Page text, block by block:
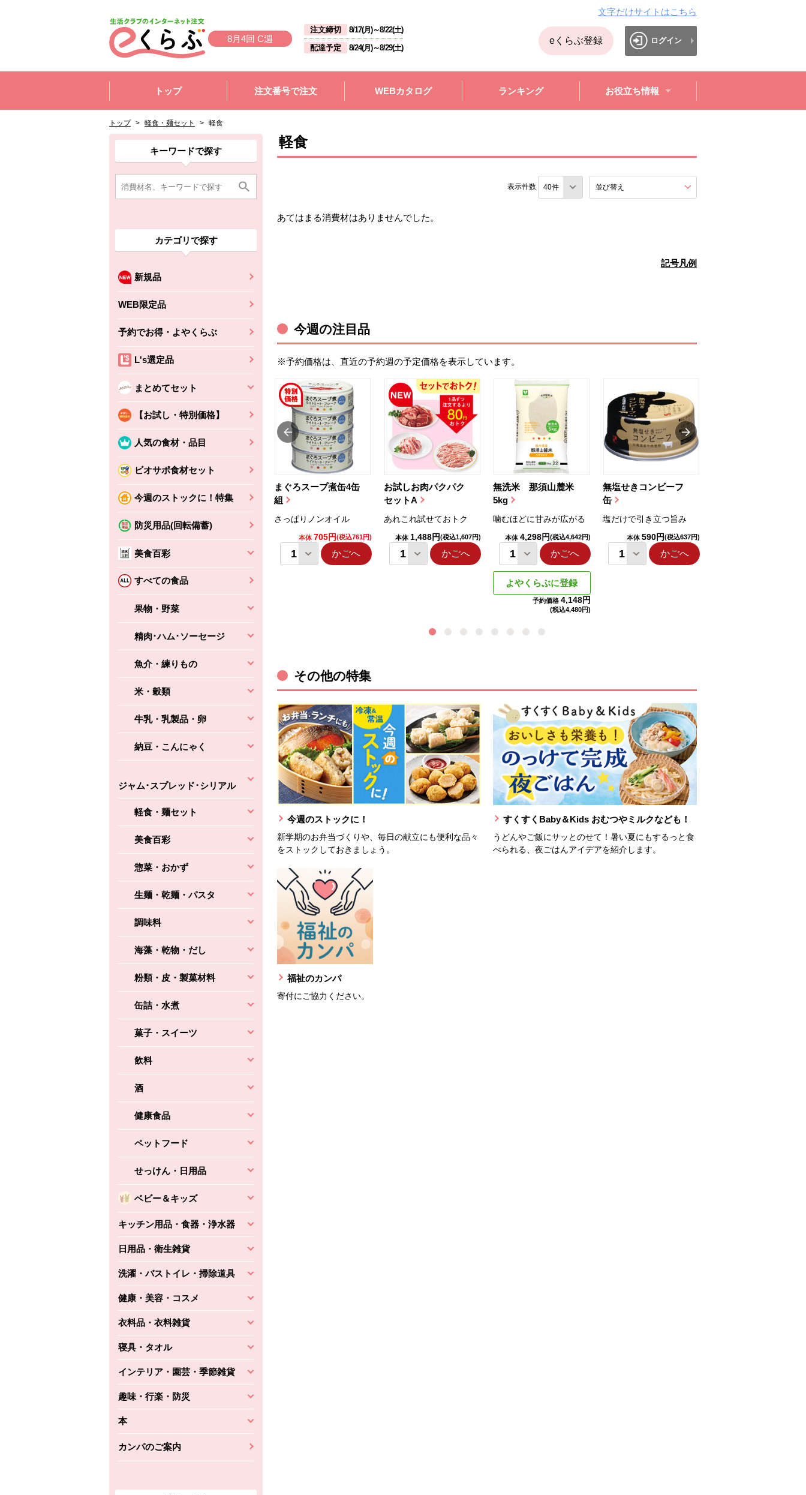
8月4回 C週
注文締切 8/17(月)～8/22(土)
配達予定
8/24(月)～8/29(土)
文字だけサイトはこちら
eくらぶ登録 ログイン
トップ
注文番号で注文 WEBカタログ ランキング お役立ち情報
トップ > 軽食・麺セット > 軽食
ここから消費材検索メニューです。
キーワードで探す
カテゴリで探す
新規品
WEB限定品
予約でお得・よやくらぶ
L's選定品
まとめてセット
【お試し・特別価格】
人気の食材・品目
ビオサポ食材セット
今週のストックに！特集
防災用品(回転備蓄)
美食百彩
すべての食品
果物・野菜
精肉･ハム･ソーセージ
魚介・練りもの
米・穀類
牛乳・乳製品・卵
納豆・こんにゃく
ジャム･スプレッド･シリアル
軽食・麺セット
美食百彩
惣菜・おかず
生麺・乾麺・パスタ
調味料
海藻・乾物・だし
粉類・皮・製菓材料
缶詰・水煮
菓子・スイーツ
飲料
酒
健康食品
ペットフード
せっけん・日用品
ベビー＆キッズ
キッチン用品・食器・浄水器
日用品・衛生雑貨
洗濯・バストイレ・掃除道具
健康・美容・コスメ
衣料品・衣料雑貨
寝具・タオル
インテリア・園芸・季節雑貨
趣味・行楽・防災
本
カンパのご案内
消費材検索メニューここまで。
ここから本文です。
ここから組合員向けメニューです。
組合員向けメニューここまで。
ここから本文です。 軽食
表示件数 並び替え
あてはまる消費材はありませんでした。
記号凡例
今週の注目品
※予約価格は、直近の予約週の予定価格を表示しています。
まぐろスープ煮缶4缶
組
さっぱりノンオイル
本体 705円(税込761円)
かごへ
お試しお肉パクパク
セットA
あれこれ試せておトク
本体 1,488円(税込1,607円)
かごへ
無洗米 那須山麓米
5kg
噛むほどに甘みが広がる
本体 4,298円(税込4,642円)
かごへ
よやくらぶに登録
予約価格 4,148円
(税込4,480円)
無塩せきコンビーフ
缶
塩だけで引き立つ旨み
本体 590円(税込637円)
かごへ
ちょこっと揚げ（香
えびの風味がぶわっ！
かごへ
バルサミコ
本体2,160円 (税込2,333円)
かごへ
その他の特集
今週のストックに！
新学期のお弁当づくりや、毎日の献立にも便利な品々
をストックしておきましょう。
すくすくBaby＆Kids おむつやミルクなども！
うどんやご飯にサッとのせて！暑い夏にもするっと食
べられる、夜ごはんアイデアを紹介します。
福祉のカンパ
寄付にご協力ください。